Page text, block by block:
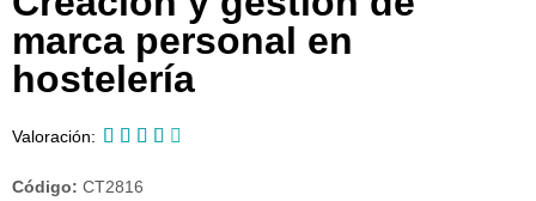
marca personal en
hostelería
Valoración:     
Código: CT2816